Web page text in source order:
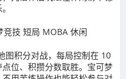
技 短局 MOBA 休闲
图积分对战，每局控制在 10
位、积攒分数取胜。宝可梦